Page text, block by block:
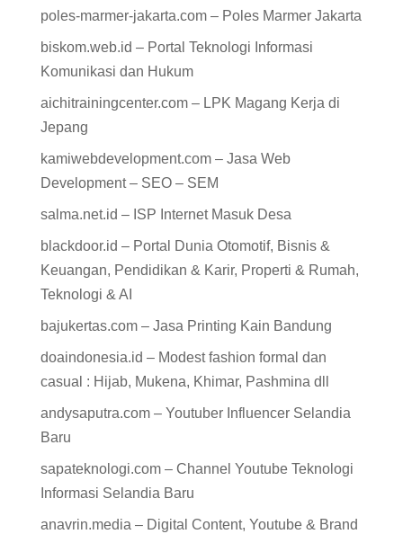
poles-marmer-jakarta.com – Poles Marmer Jakarta
biskom.web.id – Portal Teknologi Informasi
Komunikasi dan Hukum
aichitrainingcenter.com – LPK Magang Kerja di
Jepang
kamiwebdevelopment.com – Jasa Web
Development – SEO – SEM
salma.net.id – ISP Internet Masuk Desa
blackdoor.id – Portal Dunia Otomotif, Bisnis &
Keuangan, Pendidikan & Karir, Properti & Rumah,
Teknologi & AI
bajukertas.com – Jasa Printing Kain Bandung
doaindonesia.id – Modest fashion formal dan
casual : Hijab, Mukena, Khimar, Pashmina dll
andysaputra.com – Youtuber Influencer Selandia
Baru
sapateknologi.com – Channel Youtube Teknologi
Informasi Selandia Baru
anavrin.media – Digital Content, Youtube & Brand